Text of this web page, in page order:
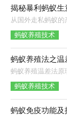
揭秘暴利蚂蚁生
蚂蚁养殖技术
蚂蚁养殖法之温
蚂蚁养殖技术